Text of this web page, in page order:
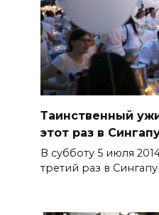
Таинственный
этот раз в
В субботу 5 июля
третий раз в